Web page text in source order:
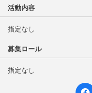
活動内容
指定なし
募集ロール
指定なし